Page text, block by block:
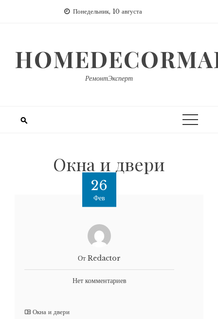
Понедельник, 10 августа
РемонтЭксперт
Окна и двери
26
Фев
От Redactor
Нет комментариев
Окна и двери